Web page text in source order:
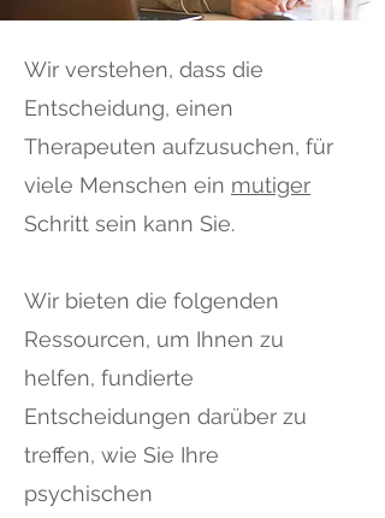
Wir verstehen, dass die
Entscheidung, einen
Therapeuten aufzusuchen, für
viele Menschen ein mutiger
Schritt sein kann Sie.
Wir bieten die folgenden
Ressourcen, um Ihnen zu
helfen, fundierte
Entscheidungen darüber zu
treffen, wie Sie Ihre
psychischen